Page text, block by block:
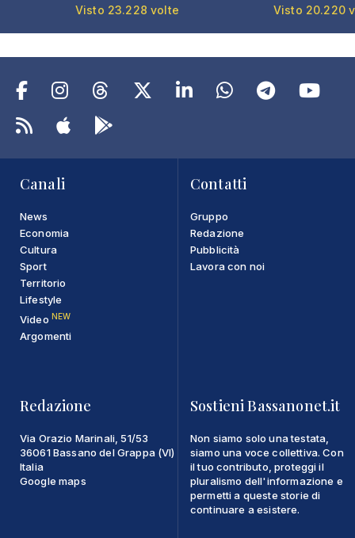
Visto 23.228 volte Visto 20.220
Canali
News
Economia
Cultura
Sport
Territorio
Lifestyle
Video NEW
Argomenti
Contatti
Gruppo
Redazione
Pubblicità
Lavora con noi
Redazione
Via Orazio Marinali, 51/53
36061 Bassano del Grappa (VI)
Italia
Google maps
Sostieni Bassanonet.it
Non siamo solo una testata,
siamo una voce collettiva. Con
il tuo contributo, proteggi il
pluralismo dell'informazione e
permetti a queste storie di
continuare a esistere.